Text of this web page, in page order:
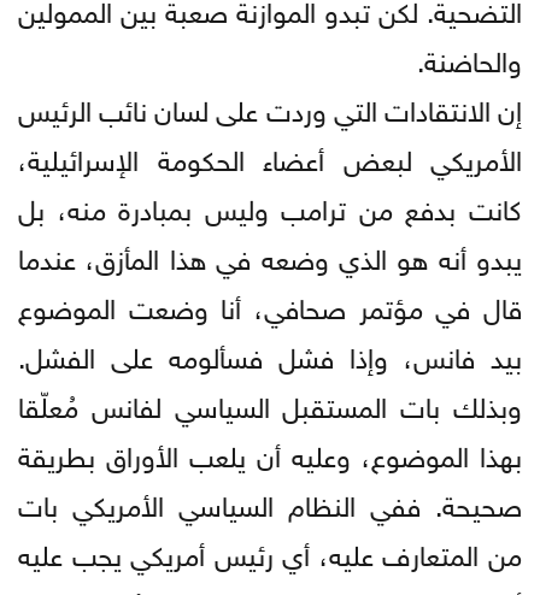
والحاضنة.
إن الانتقادات التي وردت على لسان نائب الرئيس
الأمريكي لبعض أعضاء الحكومة الإسرائيلية،
كانت بدفع من ترامب وليس بمبادرة منه، بل
يبدو أنه هو الذي وضعه في هذا المأزق، عندما
قال في مؤتمر صحافي، أنا وضعت الموضوع
بيد فانس، وإذا فشل فسألومه على الفشل.
وبذلك بات المستقبل السياسي لفانس مُعلّقا
بهذا الموضوع، وعليه أن يلعب الأوراق بطريقة
صحيحة. ففي النظام السياسي الأمريكي بات
من المتعارف عليه، أي رئيس أمريكي يجب عليه